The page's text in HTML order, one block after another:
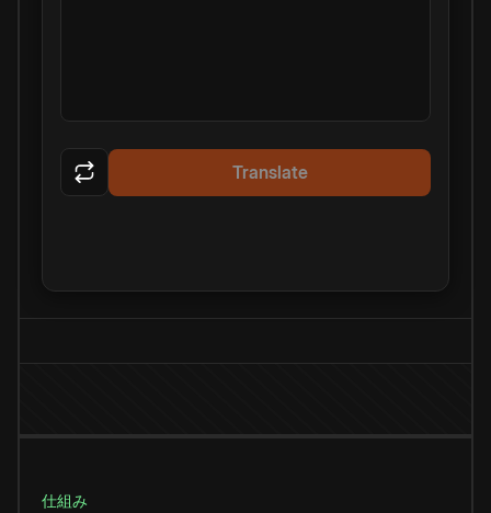
Translate
仕組み